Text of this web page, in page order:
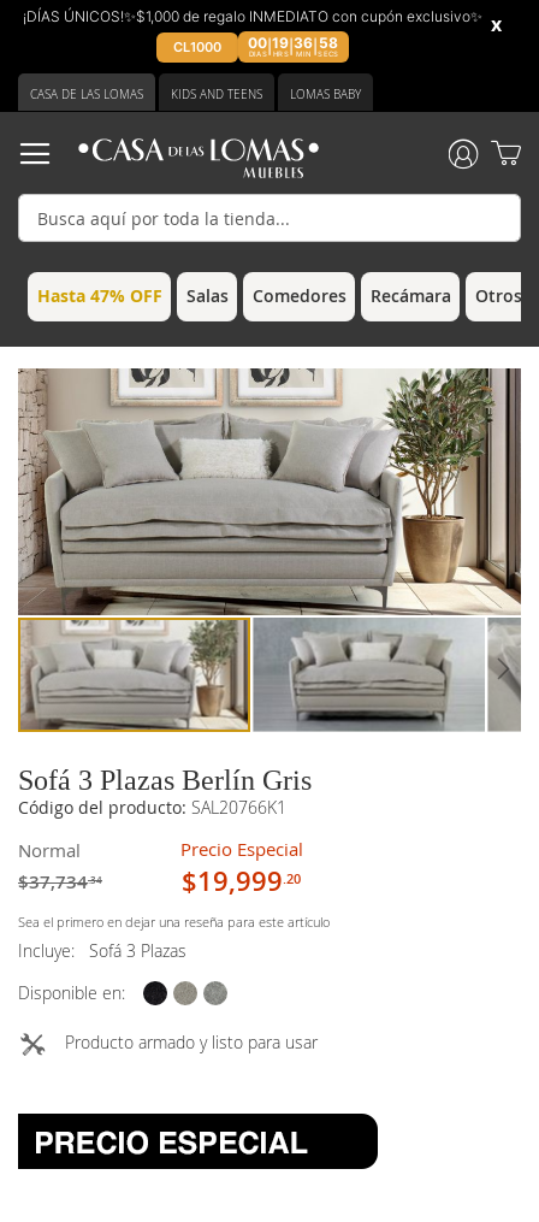
¡DÍAS ÚNICOS!✨$1,000 de regalo INMEDIATO con cupón exclusivo✨
CL1000 00
DIAS |19
HRS |36
MIN
57
SECS
x
Ir
CASA DE LAS LOMAS KIDS AND TEENS LOMAS BABY
Hasta 47% OFF Salas Comedores Recámara Otros
Sofá 3 Plazas Berlín Gris
Código del producto: SAL20766K1
Normal
$37,734.34
Precio Especial
$19,999.20
Sea el primero en dejar una reseña para este artículo
Incluye:
Sofá 3 Plazas
Disponible en:
Producto armado y listo para usar
Saltar
al
final
de
la
galería
de
imágenes
Saltar
al
comienzo
de
la
galería
de
imágenes